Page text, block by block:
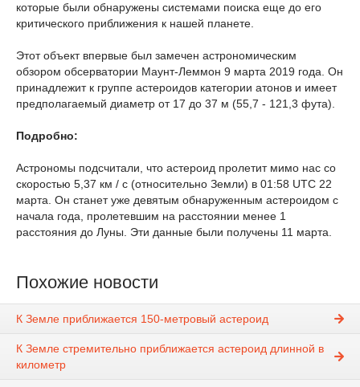
которые были обнаружены системами поиска еще до его
критического приближения к нашей планете.
Этот объект впервые был замечен астрономическим
обзором обсерватории Маунт-Леммон 9 марта 2019 года. Он
принадлежит к группе астероидов категории атонов и имеет
предполагаемый диаметр от 17 до 37 м (55,7 - 121,3 фута).
Подробно:
Астрономы подсчитали, что астероид пролетит мимо нас со
скоростью 5,37 км / с (относительно Земли) в 01:58 UTC 22
марта. Он станет уже девятым обнаруженным астероидом с
начала года, пролетевшим на расстоянии менее 1
расстояния до Луны. Эти данные были получены 11 марта.
Похожие новости
К Земле приближается 150-метровый астероид
К Земле стремительно приближается астероид длинной в
километр